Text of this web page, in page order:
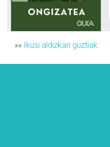
»» Ikusi aldizkari guztiak